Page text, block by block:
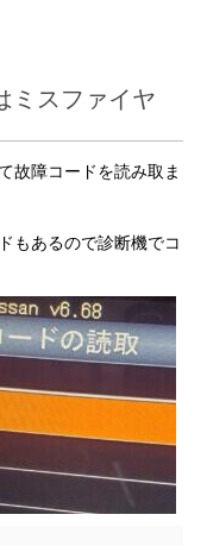
ミスファイヤ
故障コードを読み取ま
もあるので診断機でコ